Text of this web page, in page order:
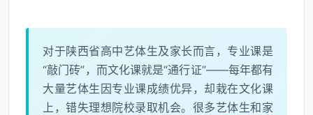
对于陕西省高中艺体生及家长而言，专业课是
“敲门砖”，而文化课就是“通行证”——每年都有
大量艺体生因专业课成绩优异，却栽在文化课
上，错失理想院校录取机会。很多艺体生和家